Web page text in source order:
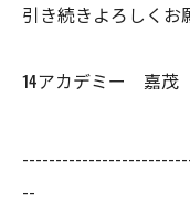
引き続きよろしくお
14アカデミー 嘉茂
--